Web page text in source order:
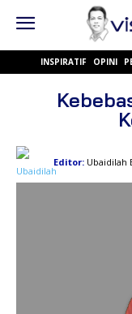
INSPIRATIF OPINI
Editor: Ubaidilah